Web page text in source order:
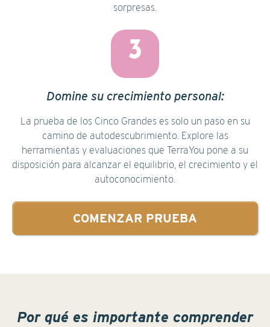
sorpresas.
3
Domine su crecimiento personal:
La prueba de los Cinco Grandes es solo un paso en su
camino de autodescubrimiento. Explore las
herramientas y evaluaciones que TerraYou pone a su
disposición para alcanzar el equilibrio, el crecimiento y el
autoconocimiento.
COMENZAR PRUEBA
Por qué es importante comprender